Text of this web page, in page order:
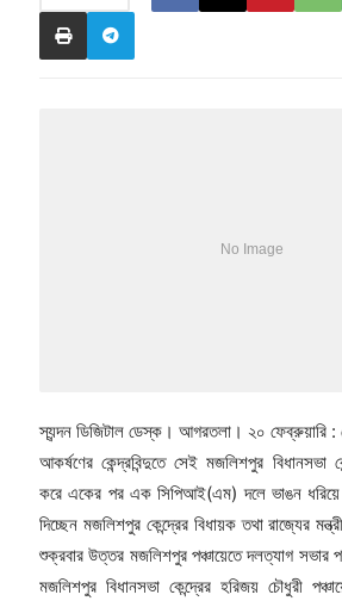
স্যন্দন ডিজিটাল ডেস্ক। আগরতলা। ২০ ফেব্রুয়ারি
আকর্ষণের কেন্দ্রবিন্দুতে সেই মজলিশপুর বিধানসভা
করে একের পর এক সিপিআই(এম) দলে ভাঙন
দিচ্ছেন মজলিশপুর কেন্দ্রের বিধায়ক তথা রাজ্যের
শুক্রবার উত্তর মজলিশপুর পঞ্চায়েতে দলত্যাগ
মজলিশপুর বিধানসভা কেন্দ্রের হরিজয় চৌধুরী